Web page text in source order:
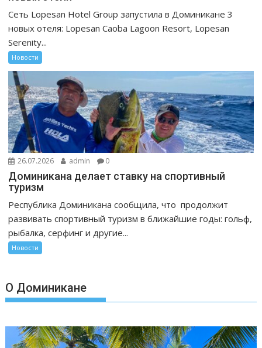
Сеть Lopesan Hotel Group запустила в Доминикане 3
новых отеля: Lopesan Caoba Lagoon Resort, Lopesan
Serenity...
Новости
26.07.2026 admin 0
Доминикана делает ставку на спортивный
туризм
Республика Доминикана сообщила, что продолжит
развивать спортивный туризм в ближайшие годы: гольф,
рыбалка, серфинг и другие...
Новости
О Доминикане